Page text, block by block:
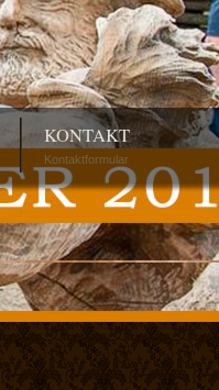
KONTAKT
Kontaktformular